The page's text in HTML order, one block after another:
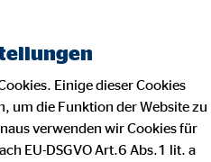
Einige dieser Cookies
um die Funktion der Website zu
verwenden wir Cookies für
EU-DSGVO Art.6 Abs.1 lit. a